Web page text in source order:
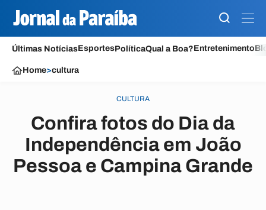
Últimas NotíciasEsportesPolíticaQual a Boa?Entretenimento
Home>cultura
CULTURA
Confira fotos do Dia da
Independência em João
Pessoa e Campina Grande